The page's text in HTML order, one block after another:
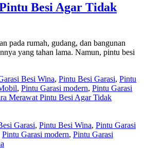
Besi Agar Tidak
pada rumah, gudang, dan bangunan
yang tahan lama. Namun, pintu besi
Besi Wina, Pintu Besi Garasi, Pintu
, Pintu Garasi modern, Pintu Garasi
Merawat Pintu Besi Agar Tidak
Garasi, Pintu Besi Wina, Pintu Garasi
Pintu Garasi modern, Pintu Garasi